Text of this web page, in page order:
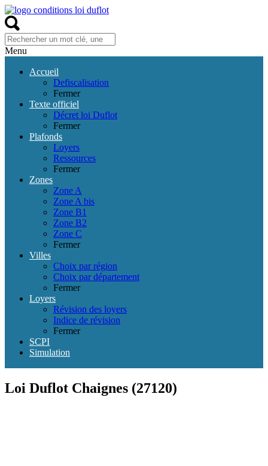
Menu
Accueil
Defiscalisation
Fermer
Texte officiel
Décret loi Duflot
Fermer
Plafonds
Loyers
Ressources
Fermer
Zones
Zone A
Zone A bis
Zone B1
Zone B2
Zone C
Fermer
Villes
Choix par région
Choix par département
Fermer
Loyers
Révision des loyers
Indice de révision
Fermer
SCPI
Simulation
Loi Duflot Chaignes (27120)